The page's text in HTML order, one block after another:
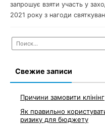
запрошує взяти участь у
2021 року з нагоди
Найти:
Свежие записи
Причини замовити клінінг
Як правильно
ризику для бюджету